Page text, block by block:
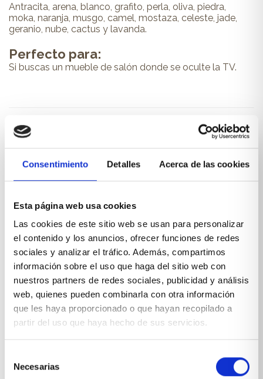
Consentimiento Detalles Acerca de las cookies
Esta página web usa cookies
Las cookies de este sitio web se usan para personalizar
el contenido y los anuncios, ofrecer funciones de redes
sociales y analizar el tráfico. Además, compartimos
información sobre el uso que haga del sitio web con
nuestros partners de redes sociales, publicidad y análisis
web, quienes pueden combinarla con otra información
que les haya proporcionado o que hayan recopilado a
partir del uso que haya hecho de sus servicios.
Necesarias
Antracita, arena, blanco, grafito, perla, oliva, piedra,
moka, naranja, musgo, camel, mostaza, celeste, jade,
geranio, nube, cactus y lavanda.
Perfecto para:
Si buscas un mueble de salón donde se oculte la TV.
PRODUCTOS RELACIONADOS
También te pueden interesar...
Aparador de grandes dimensiones